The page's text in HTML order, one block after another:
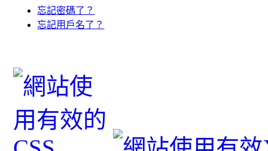
忘記密碼了？
忘記用戶名了？